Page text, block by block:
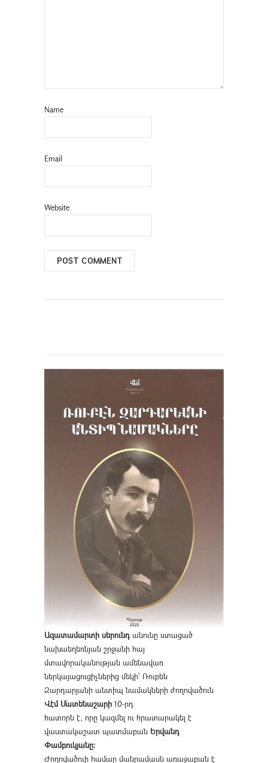
Name
Email
Website
Ազատամարտի սերունդանունը ստացած
նախաեղեռնյան շրջանի հայ
մտավորականության ամենավառ
ներկայացուցիչներից մեկի՝ Ռուբեն
Զարդարյանի անտիպ նամակների ժողովածուն
Վէմ Մատենաշարի 10-րդ
հատորն է, որը կազմել ու հրատարակել է
վաստակաշատ պատմաբան Երվանդ
Փամբուկյանը։
Ժողովածուի համար մանրամասն առաջաբան է